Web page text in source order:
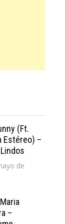
(ft.
Estéreo) –
de
–